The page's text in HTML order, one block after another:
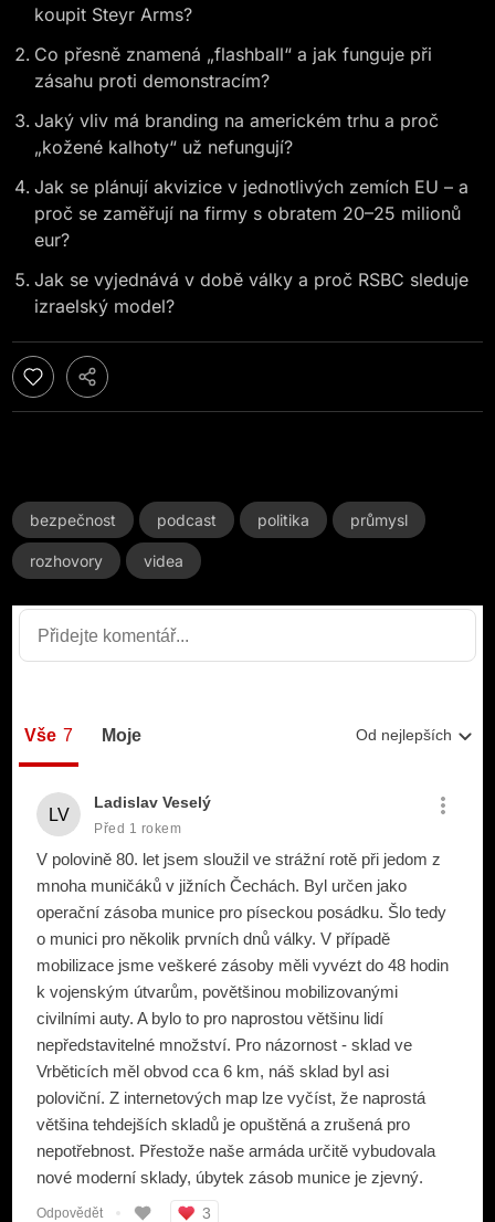
koupit Steyr Arms?
Co přesně znamená „flashball“ a jak funguje při
zásahu proti demonstracím?
Jaký vliv má branding na americkém trhu a proč
„kožené kalhoty“ už nefungují?
Jak se plánují akvizice v jednotlivých zemích EU – a
proč se zaměřují na firmy s obratem 20–25 milionů
eur?
Jak se vyjednává v době války a proč RSBC sleduje
izraelský model?
bezpečnost podcast politika průmysl
rozhovory videa